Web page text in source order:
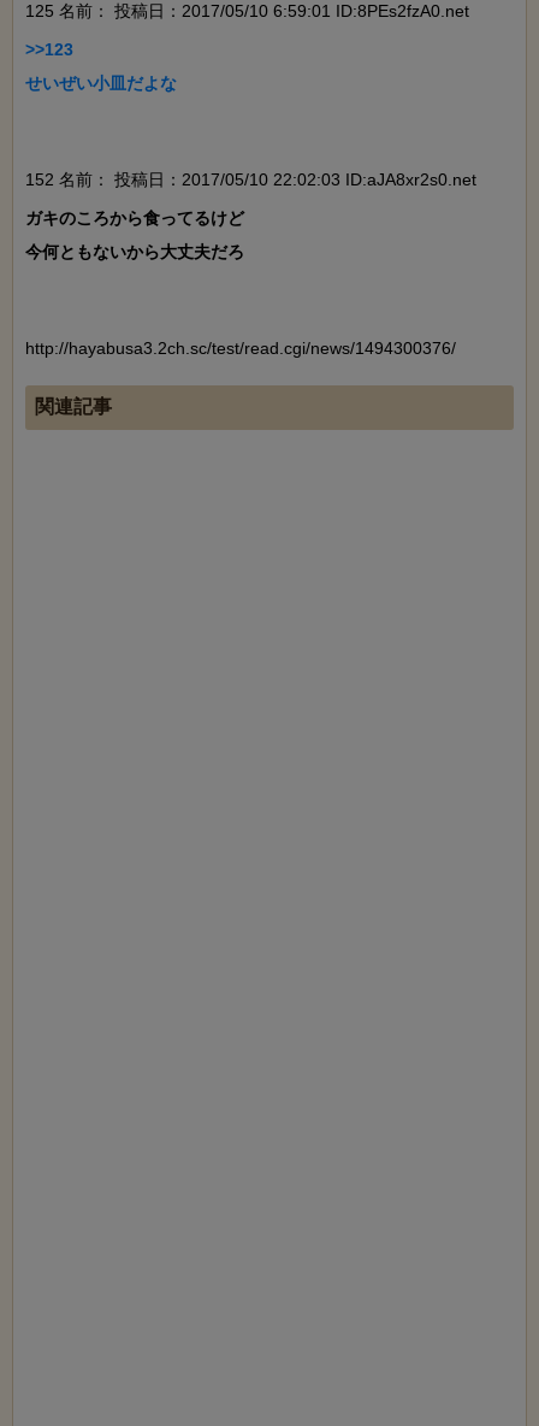
125 名前：
投稿日：2017/05/10 6:59:01 ID:8PEs2fzA0.net
>>123
せいぜい小皿だよな
152 名前：
投稿日：2017/05/10 22:02:03 ID:aJA8xr2s0.net
ガキのころから食ってるけど
今何ともないから大丈夫だろ
http://hayabusa3.2ch.sc/test/read.cgi/news/1494300376/
関連記事